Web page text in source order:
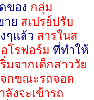
ของ กลุ่ม
าย สเปรย์ปรับ
ๆแล้ว สารในส
โรฟอร์มที่ทำให้
ริ่มจากเด็กสาววัย
จกขณะรถจอด
งจะเข้ารถ